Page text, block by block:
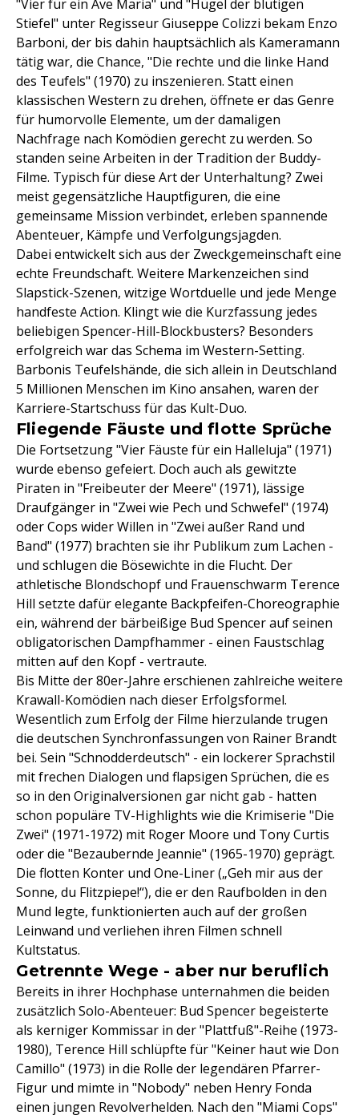
"Vier für ein Ave Maria" und "Hügel der blutigen
Stiefel" unter Regisseur Giuseppe Colizzi bekam Enzo
Barboni, der bis dahin hauptsächlich als Kameramann
tätig war, die Chance, "Die rechte und die linke Hand
des Teufels" (1970) zu inszenieren. Statt einen
klassischen Western zu drehen, öffnete er das Genre
für humorvolle Elemente, um der damaligen
Nachfrage nach Komödien gerecht zu werden. So
standen seine Arbeiten in der Tradition der Buddy-
Filme. Typisch für diese Art der Unterhaltung? Zwei
meist gegensätzliche Hauptfiguren, die eine
gemeinsame Mission verbindet, erleben spannende
Abenteuer, Kämpfe und Verfolgungsjagden.
Dabei entwickelt sich aus der Zweckgemeinschaft eine
echte Freundschaft. Weitere Markenzeichen sind
Slapstick-Szenen, witzige Wortduelle und jede Menge
handfeste Action. Klingt wie die Kurzfassung jedes
beliebigen Spencer-Hill-Blockbusters? Besonders
erfolgreich war das Schema im Western-Setting.
Barbonis Teufelshände, die sich allein in Deutschland
5 Millionen Menschen im Kino ansahen, waren der
Karriere-Startschuss für das Kult-Duo.
Fliegende Fäuste und flotte Sprüche
Die Fortsetzung "Vier Fäuste für ein Halleluja" (1971)
wurde ebenso gefeiert. Doch auch als gewitzte
Piraten in "Freibeuter der Meere" (1971), lässige
Draufgänger in "Zwei wie Pech und Schwefel" (1974)
oder Cops wider Willen in "Zwei außer Rand und
Band" (1977) brachten sie ihr Publikum zum Lachen -
und schlugen die Bösewichte in die Flucht. Der
athletische Blondschopf und Frauenschwarm Terence
Hill setzte dafür elegante Backpfeifen-Choreographie
ein, während der bärbeißige Bud Spencer auf seinen
obligatorischen Dampfhammer - einen Faustschlag
mitten auf den Kopf - vertraute.
Bis Mitte der 80er-Jahre erschienen zahlreiche weitere
Krawall-Komödien nach dieser Erfolgsformel.
Wesentlich zum Erfolg der Filme hierzulande trugen
die deutschen Synchronfassungen von Rainer Brandt
bei. Sein "Schnodderdeutsch" - ein lockerer Sprachstil
mit frechen Dialogen und flapsigen Sprüchen, die es
so in den Originalversionen gar nicht gab - hatten
schon populäre TV-Highlights wie die Krimiserie "Die
Zwei" (1971-1972) mit Roger Moore und Tony Curtis
oder die "Bezaubernde Jeannie" (1965-1970) geprägt.
Die flotten Konter und One-Liner („Geh mir aus der
Sonne, du Flitzpiepe!“), die er den Raufbolden in den
Mund legte, funktionierten auch auf der großen
Leinwand und verliehen ihren Filmen schnell
Kultstatus.
Getrennte Wege - aber nur beruflich
Bereits in ihrer Hochphase unternahmen die beiden
zusätzlich Solo-Abenteuer: Bud Spencer begeisterte
als kerniger Kommissar in der "Plattfuß"-Reihe (1973-
1980), Terence Hill schlüpfte für "Keiner haut wie Don
Camillo" (1973) in die Rolle der legendären Pfarrer-
Figur und mimte in "Nobody" neben Henry Fonda
einen jungen Revolverhelden. Nach den "Miami Cops"